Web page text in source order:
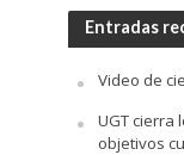
Entradas
Video de
UGT cierra
objetivos